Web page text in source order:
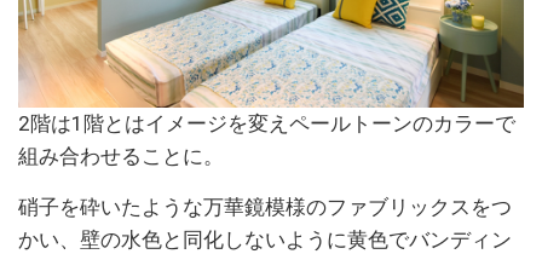
2階は1階とはイメージを変えペールトーンのカラーで
組み合わせることに。
硝子を砕いたような万華鏡模様のファブリックスをつ
かい、壁の水色と同化しないように黄色でバンディン